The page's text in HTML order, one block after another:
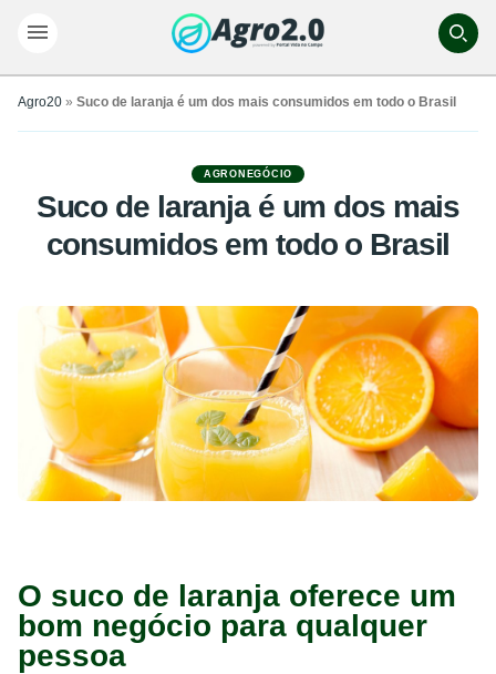
Agro20 » Suco de laranja é um dos mais consumidos em todo o Brasil
AGRONEGÓCIO
Suco de laranja é um dos mais
consumidos em todo o Brasil
O suco de laranja oferece um
bom negócio para qualquer
pessoa